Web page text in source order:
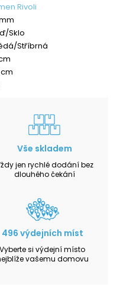
Rivoli
Sklo
Stříbrná
Vše skladem
jen rychlé dodání bez
dlouhého čekání
496 výdejních míst
Vyberte si výdejní místo
vašemu domovu